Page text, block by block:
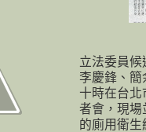
立法委員候
李慶鋒、簡
十時在台北
者會，現場
的廁用衛生